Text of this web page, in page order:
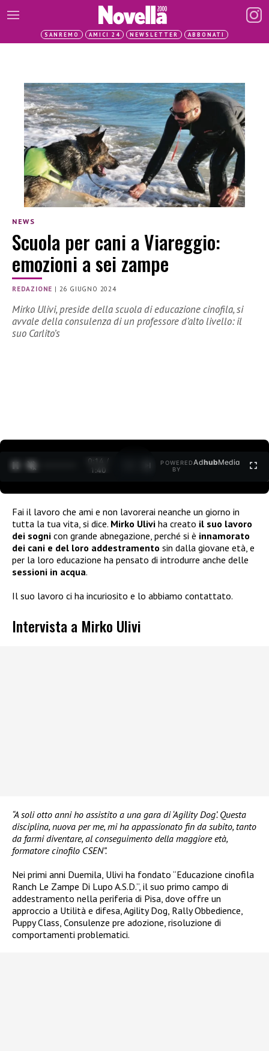
SANREMO AMICI 24 NEWSLETTER ABBONATI
NEWS
Scuola per cani a Viareggio:
emozioni a sei zampe
REDAZIONE | 26 GIUGNO 2024
Mirko Ulivi, preside della scuola di educazione cinofila, si
avvale della consulenza di un professore d’alto livello: il
suo Carlito’s
0:15 /
1:40
POWERED
BY
AdhubMedia
Fai il lavoro che ami e non lavorerai neanche un giorno in
tutta la tua vita, si dice. Mirko Ulivi ha creato il suo lavoro
dei sogni con grande abnegazione, perché si è innamorato
dei cani e del loro addestramento sin dalla giovane età, e
per la loro educazione ha pensato di introdurre anche delle
sessioni in acqua.
Il suo lavoro ci ha incuriosito e lo abbiamo contattato.
Intervista a Mirko Ulivi
“A soli otto anni ho assistito a una gara di ‘Agility Dog’. Questa
disciplina, nuova per me, mi ha appassionato fin da subito, tanto
da farmi diventare, al conseguimento della maggiore età,
formatore cinofilo CSEN”.
Nei primi anni Duemila, Ulivi ha fondato “Educazione cinofila
Ranch Le Zampe Di Lupo A.S.D.”, il suo primo campo di
addestramento nella periferia di Pisa, dove offre un
approccio a Utilità e difesa, Agility Dog, Rally Obbedience,
Puppy Class, Consulenze pre adozione, risoluzione di
comportamenti problematici.